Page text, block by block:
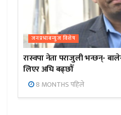
जनप्रभाबन्युज विशेष
रास्वपा नेता पराजुली भन्छन्-
लिएर अघि बढ्छौँ
8 MONTHS पहिले